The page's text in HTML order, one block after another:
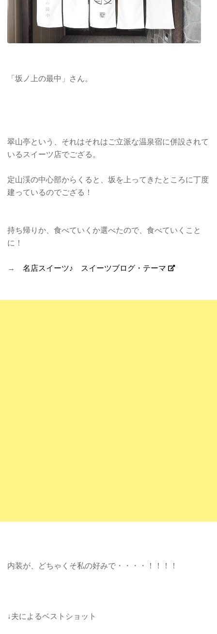
「坂ノ上の最中」さん。
翠山亭という、それはそれはご立派な温泉宿に併設されて
いるスイーツ店でござる。
定山渓の中心部からくると、坂を上ってきたところに丁度
建っているのでござる！
持ち帰りか、食べていくか選べたので、食べていくこと
に！
→ 名店スイーツ♪ スイーツブログ・テーマ
内装が、どちゃくそ私の好みで・・・・！！！！
↓夫によるベストショット